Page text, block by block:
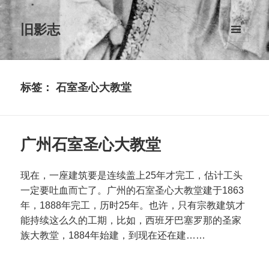
旧影志
菜单和
挂件
标签：石室圣心大教堂
广州石室圣心大教堂
现在，一座建筑要是连续盖上25年才完工，估计工头
一定要吐血而亡了。广州的石室圣心大教堂建于1863
年，1888年完工，历时25年。也许，只有宗教建筑才
能持续这么久的工期，比如，西班牙巴塞罗那的圣家
族大教堂，1884年始建，到现在还在建……